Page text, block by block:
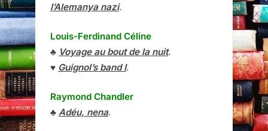
l’Alemanya nazi.
Louis-Ferdinand Céline
♣ Voyage au bout de la nuit.
♥ Guignol’s band I.
Raymond Chandler
♣ Adéu, nena.